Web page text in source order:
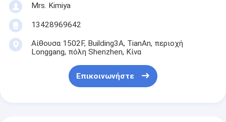
Mrs. Kimiya
13428969642
Αίθουσα 1502F, Building3A, TianAn, περιοχή
Longgang, πόλη Shenzhen, Κίνα
Επικοινωνήστε